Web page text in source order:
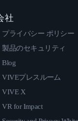
社
プライバシー ポリシー
製品のセキュリティ
Blog
VIVEプレスルーム
VIVE X
VR for Impact